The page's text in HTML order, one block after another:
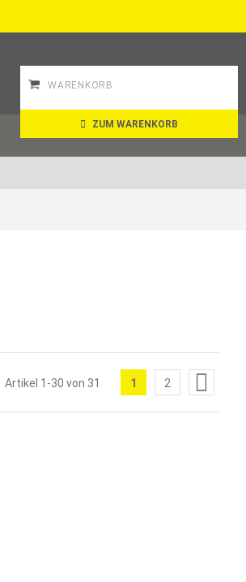
WARENKORB
ZUM WARENKORB
Artikel 1 -30 von 31 Sie
1 Seite
2